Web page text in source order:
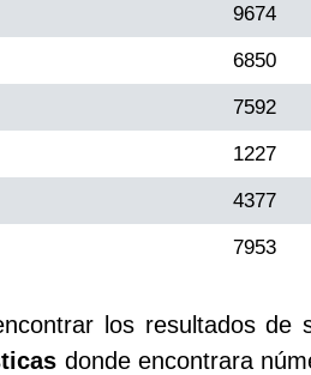
9674
6850
7592
1227
4377
7953
los resultados de
donde encontrara